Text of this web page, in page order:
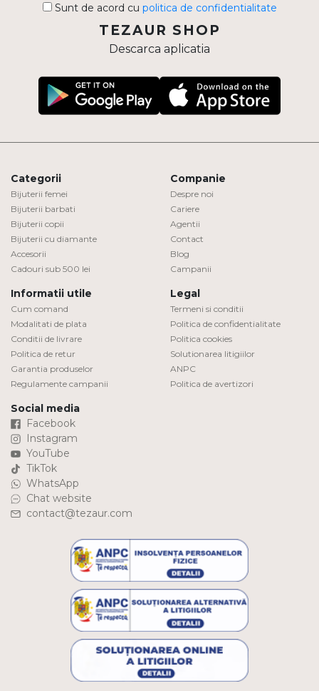
Sunt de acord cu politica de confidentialitate
TEZAUR SHOP
Descarca aplicatia
Categorii
Bijuterii femei
Bijuterii barbati
Bijuterii copii
Bijuterii cu diamante
Accesorii
Cadouri sub 500 lei
Companie
Despre noi
Cariere
Agentii
Contact
Blog
Campanii
Informatii utile
Cum comand
Modalitati de plata
Conditii de livrare
Politica de retur
Garantia produselor
Regulamente campanii
Legal
Termeni si conditii
Politica de confidentialitate
Politica cookies
Solutionarea litigiilor
ANPC
Politica de avertizori
Social media
Facebook
Instagram
YouTube
TikTok
WhatsApp
Chat website
contact@tezaur.com